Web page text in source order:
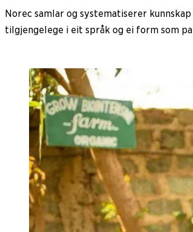
Norec samlar og systematiserer
tilgjengelege i eit språk og ei form som